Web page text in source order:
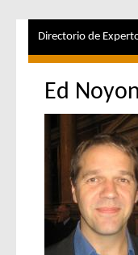
Directorio de
Ed